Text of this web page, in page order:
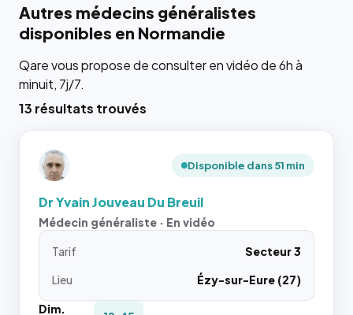
Autres médecins généralistes
disponibles en Normandie
Qare vous propose de consulter en vidéo de 6h à
minuit, 7j/7.
13 résultats trouvés
Disponible dans 51 min
Dr Yvain Jouveau Du Breuil
Médecin généraliste · En vidéo
Tarif
Secteur 3
Lieu
Ézy-sur-Eure (27)
Dim.